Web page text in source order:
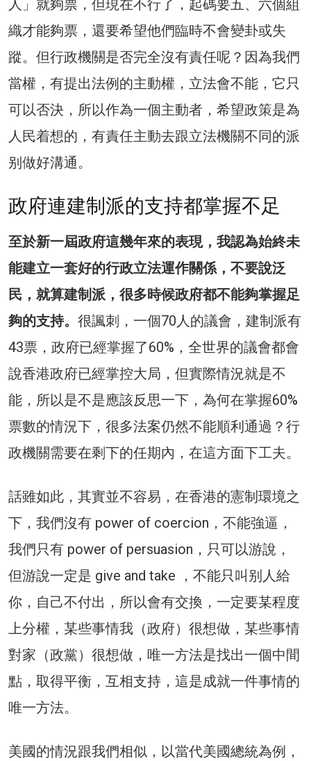
人」就夠票，但現在不行了，起碼要五、六個組
織才能夠票，還要希望他們臨時不會變卦或失
蹤。但行政機關是否完全沒有責任呢？因為我們
當權，有提出法例的主動權，立法會不能，它只
可以否決，所以作為一個主動者，希望政策是為
人民着想的，有責任主動去跟立法機關不同的派
别做好溝通。
政府連建制派的支持都掌握不足
至於新一屆政府這幾年來的表現，我認為始終未
能建立一套好的行政立法運作關係，不要說泛
民，就算建制派，很多時候政府都不能夠掌握足
夠的支持。 很諷刺，一個70人的議會，建制派有
43票，政府已經掌握了60%，全世界的議會都會
說香港政府已經掌控大局，但實際情況就是不
能，所以是不是應該反思一下，為何在掌握60%
票數的情況下，很多法案仍然不能順利通過？行
政機關需要在剩下的任期內，在這方面下工夫。
話雖如此，其實並不容易，在香港的憲制環境之
下，我們沒有 power of coercion，不能強逼，
我們只有 power of persuasion，只可以游說，
但游說一定是 give and take ，不能只叫别人給
你，自己不付出，所以會有交換，一定要某程度
上分權，某些事情我（政府）很想做，某些事情
對家（政黨）很想做，唯一方法是找出一個中間
點，取得平衡，互相支持，這是成就一件事情的
唯一方法。
美國的情況跟我們相似，以當代美國總統為例，